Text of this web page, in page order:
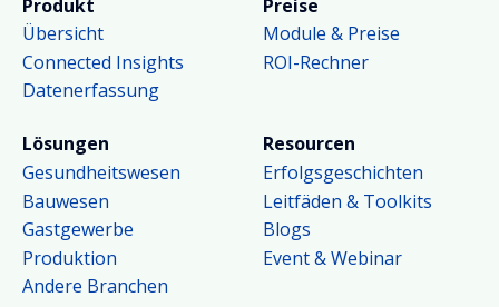
Produkt
Übersicht
Connected Insights
Datenerfassung
Preise
Module & Preise
ROI-Rechner
Lösungen
Gesundheitswesen
Bauwesen
Gastgewerbe
Produktion
Andere Branchen
Resourcen
Erfolgsgeschichten
Leitfäden & Toolkits
Blogs
Event & Webinar